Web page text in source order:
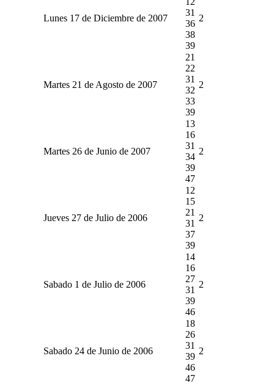
Lunes 17 de Diciembre de 2007
31
36
38
39
2
Martes 21 de Agosto de 2007
21
22
31
32
33
39
2
Martes 26 de Junio de 2007
13
16
31
34
39
47
2
Jueves 27 de Julio de 2006
12
15
21
31
37
39
2
Sabado 1 de Julio de 2006
14
16
27
31
39
46
2
Sabado 24 de Junio de 2006
18
26
31
39
46
47
2